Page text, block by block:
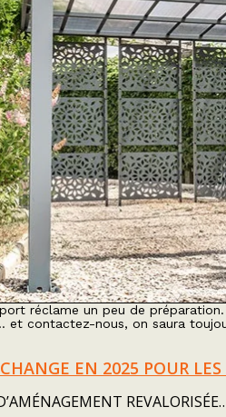
réclame un peu de
et contactez-nous, on saura
EN 2025 POUR